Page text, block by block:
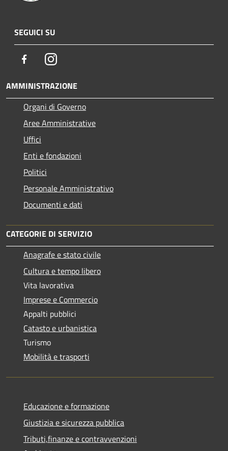
SEGUICI SU
FacebookInstagram
AMMINISTRAZIONE
Organi di Governo
Aree Amministrative
Uffici
Enti e fondazioni
Politici
Personale Amministrativo
Documenti e dati
CATEGORIE DI SERVIZIO
Anagrafe e stato civile
Cultura e tempo libero
Vita lavorativa
Imprese e Commercio
Appalti pubblici
Catasto e urbanistica
Turismo
Mobilità e trasporti
Educazione e formazione
Giustizia e sicurezza pubblica
Tributi,finanze e contravvenzioni